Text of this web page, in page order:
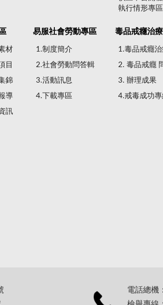
執行情形專區
材
目
錦
導
訊
易服社會勞動專區
1.制度簡介
2.社會勞動問答輯
3.活動訊息
4.下載專區
毒品戒癮治療
1.毒品戒癮治
2. 毒品戒癮
3. 辦理成果
4.戒毒成功專
電話總機